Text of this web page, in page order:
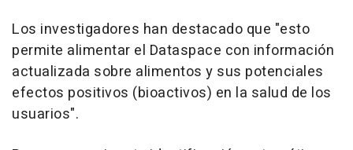
Los investigadores han destacado que "esto
permite alimentar el Dataspace con información
actualizada sobre alimentos y sus potenciales
efectos positivos (bioactivos) en la salud de los
usuarios".